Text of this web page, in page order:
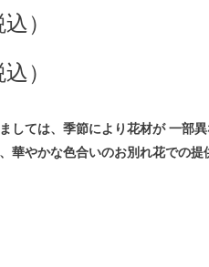
）
）
しては、季節により花材が 一部
やかな色合いのお別れ花での提